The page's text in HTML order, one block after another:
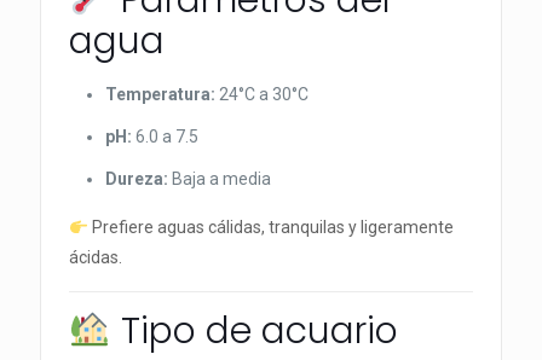
agua
Temperatura: 24°C a 30°C
pH: 6.0 a 7.5
Dureza: Baja a media
Prefiere aguas cálidas, tranquilas y ligeramente
ácidas.
Tipo de acuario